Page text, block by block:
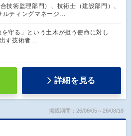
技術監理部門）、技術士（建設部門）、
ルティングマネージ…
を守る」という土木が担う使命に対し
す技術者…
詳細を見る
掲載期間：26/08/05～26/08/18